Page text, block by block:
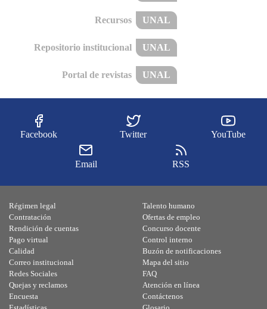
Recursos UNAL
Repositorio institucional UNAL
Portal de revistas UNAL
Facebook Twitter YouTube
Email RSS
Régimen legal
Contratación
Rendición de cuentas
Pago virtual
Calidad
Talento humano
Ofertas de empleo
Concurso docente
Control interno
Buzón de notificaciones
Correo institucional
Redes Sociales
Quejas y reclamos
Encuesta
Mapa del sitio
FAQ
Atención en línea
Contáctenos